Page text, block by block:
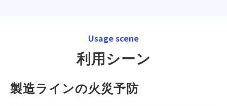
Usage scene
利用シーン
製造ラインの火災予防